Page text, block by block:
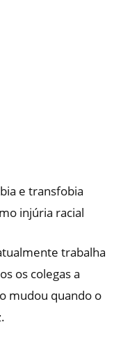
e transfobia
injúria racial
trabalha
os colegas a
mudou quando o